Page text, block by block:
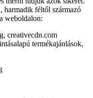
harmadik féltől származó
weboldalon:
creativecdn.com
termékajánlások,